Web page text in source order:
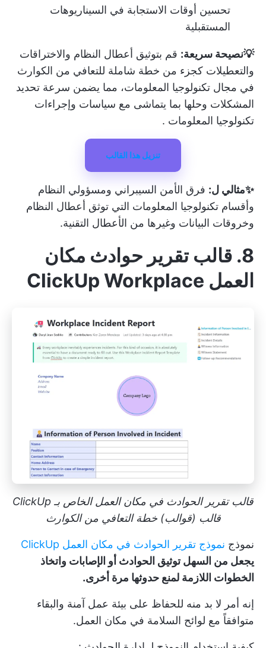
تحسين أوقات الاستجابة في السيناريوهات
المستقبلية
💡نصيحة سريعة: قم بتوثيق أعطال النظام والاختراقات
والتعطيلات كجزء من خطة شاملة للتعافي من الكوارث
في مجال تكنولوجيا المعلومات، مما يضمن سرعة تحديد
المشكلات وحلها بما يتماشى مع سياسات وإجراءات
تكنولوجيا المعلومات .
تنزيل هذا القالب
✨مثالي ل: فرق الأمن السيبراني ومسؤولي النظام
وأقسام تكنولوجيا المعلومات التي توثق أعطال النظام
وخروقات البيانات وغيرها من الأعطال التقنية.
8. قالب تقرير حوادث مكان
العمل ClickUp Workplace
قالب تقرير الحوادث في مكان العمل الخاص بـ ClickUp
قالب (قوالب) خطة التعافي من الكوارث
نموذج نموذج تقرير الحوادث في مكان العمل ClickUp
يجعل من السهل توثيق الحوادث أو الإصابات واتخاذ
الخطوات اللازمة لمنع حدوثها مرة أخرى.
إنه أمر لا بد منه للحفاظ على بيئة عمل آمنة والبقاء
متوافقاً مع لوائح السلامة في مكان العمل.